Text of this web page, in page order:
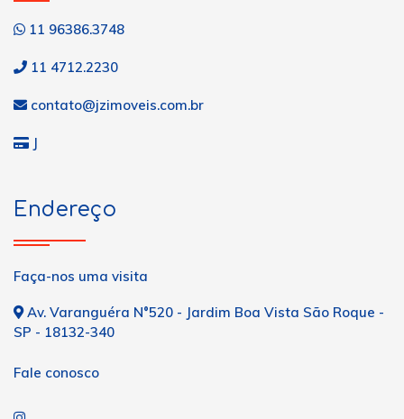
11 96386.3748
11 4712.2230
contato@jzimoveis.com.br
J
Endereço
Faça-nos uma visita
Av. Varanguéra N°520 - Jardim Boa Vista São Roque -
SP - 18132-340
Fale conosco